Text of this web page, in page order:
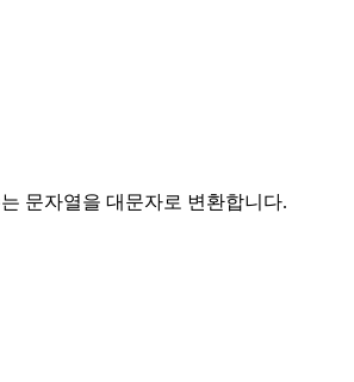
문자열을 대문자로 변환합니다.